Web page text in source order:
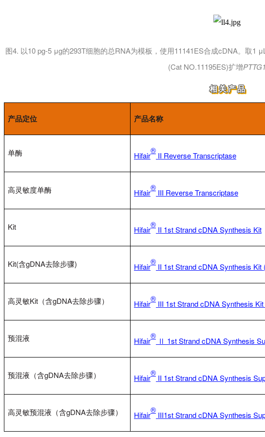
图4. 以10 pg-5 μg的293T细胞的总RNA为模板，使用11141ES合成cDNA。取1
(Cat NO.11195ES)扩增PTTG1
相关产品
产品定位 产品名称
单酶 Hifair
®
II Reverse Transcriptase
高灵敏度单酶 Hifair
®
III Reverse Transcriptase
Kit Hifair
®
II 1st Strand cDNA Synthesis Kit
Kit(含gDNA去除步骤) Hifair
®
II 1st Strand cDNA Synthesis Kit
高灵敏Kit（含gDNA去除步骤） Hifair
®
III 1st Strand cDNA Synthesis
预混液 Hifair
®
Ⅱ 1st Strand cDNA Synthesis
预混液（含gDNA去除步骤） Hifair
®
II 1st Strand cDNA Synthesis
高灵敏预混液（含gDNA去除步骤） Hifair
®
III1st Strand cDNA Synthesis